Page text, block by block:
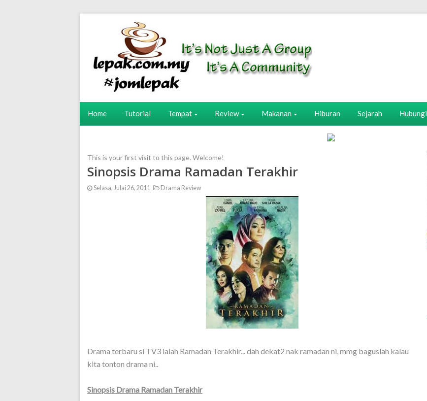
Home Tutorial Tempat Review Makanan Hiburan Sejarah Hubungi
This is your first visit to this page. Welcome!
Sinopsis Drama Ramadan Terakhir
Selasa, Julai 26, 2011 Drama Review
Drama terbaru si TV3 ialah Ramadan Terakhir... dah dekat2 nak ramadan ni, mmg baguslah kalau
kita tonton drama ni..
Sinopsis Drama Ramadan Terakhir